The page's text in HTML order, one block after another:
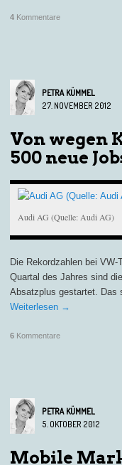
4 Kommentare
PETRA KÜMMEL
27. NOVEMBER 2012
Von wegen
500 neue
Audi AG (Quelle: Audi AG)
Die Rekordzahlen bei
Quartal des Jahres sind
Absatzplus gestartet. Das
Weiterlesen →
6 Kommentare
PETRA KÜMMEL
5. OKTOBER 2012
Mobile